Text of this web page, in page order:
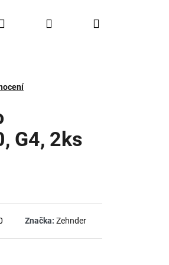
Značky
Hledat PřihlášeníNákupní
G4, 2ks
Značka: Zehnder